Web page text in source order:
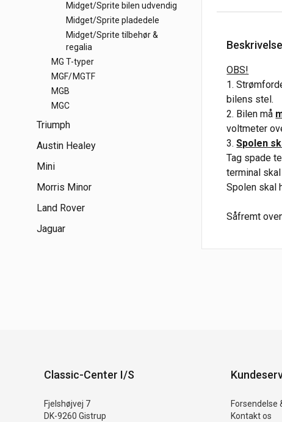
Midget/Sprite bilen udvendig
Midget/Sprite pladedele
Midget/Sprite tilbehør &
regalia
MG T-typer
MGF/MGTF
MGB
MGC
Triumph
Austin Healey
Mini
Morris Minor
Land Rover
Jaguar
Beskrivelse
OBS!
1.
bilens stel.
2. Bilen må
voltmeter
3.Spolen
Tag spade
terminal
Spolen skal
Såfremt
Classic-Center I/S
Fjelshøjvej 7
DK-9260 Gistrup
Forsendelse
Kontakt os